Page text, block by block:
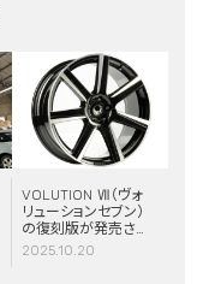
VOLUTION Ⅶ（ヴォ
リューションセブン）
の復刻版が発売さ
れました！
2025.10.20